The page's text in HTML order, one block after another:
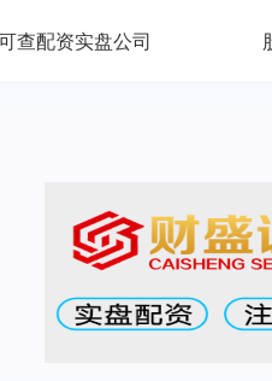
查配资实盘公司